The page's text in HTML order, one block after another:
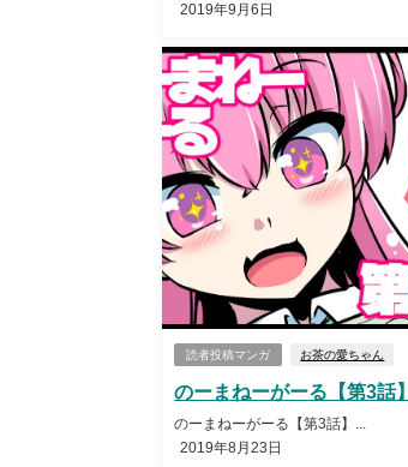
2019年9月6日
読者投稿マンガ お茶の愛ちゃん
のーまねーがーる【第3話】
のーまねーがーる【第3話】...
2019年8月23日